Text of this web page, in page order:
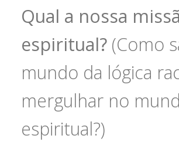
Qual a nossa
espiritual?(Como
mundo da lógica
mergulhar no
espiritual?)